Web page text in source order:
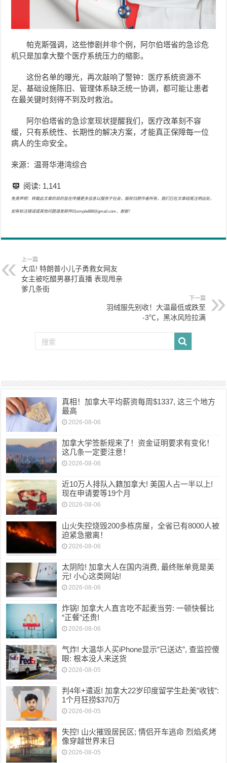
帕克斯强调，这些惨剧并非个例，阿尔伯塔省的急诊危
机只是加拿大整个医疗系统压力的缩影。
这份名单的曝光，再次敲响了警钟：医疗系统资源不
足、基础设施陈旧、管理体系缺乏统一协调，都可能让患者
在最关键时刻得不到及时救治。
阿尔伯塔省的急诊室现状提醒我们，医疗改革刻不容
缓，只有系统性、长期性的解决方案，才能真正保障每一位
病人的生命安全。
来源：温哥华港湾综合
阅读: 1,141
免责声明：转载此文章的目的旨在传播更多信息以服务于社会，版权归原作者所有，我们已在文章结尾注明出处，
如有标注错误或其他问题请发邮件01simple888@gmail.com，谢谢！
上一篇
大瓜! 特朗普小儿子勇救女网友
女主被吃醋男暴打直播 表现甩亲
爹几条街
下一篇
羽绒服先别收！大温最低或跌至
-3℃，黑冰风险拉满
真相！加拿大平均薪资每周$1337, 这三个地方
最高
2026-08-06
加拿大学签新规来了！资金证明要求有变化！
这几条一定要注意！
2026-08-06
近10万人排队入籍加拿大! 美国人占一半以上!
现在申请要等19个月
2026-08-06
山火失控烧毁200多栋房屋，全省已有8000人被
迫紧急撤离！
2026-08-06
太阴险! 加拿大人在国内消费, 最终账单竟是美
元! 小心这类网站!
2026-08-06
炸锅! 加拿大人直言吃不起麦当劳: 一顿快餐比
“正餐”还贵!
2026-08-06
气炸! 大温华人买iPhone显示”已送达”, 查监控傻
眼: 根本没人来送货
2026-08-05
判4年+遣返! 加拿大22岁印度留学生赴美”收钱”:
1个月狂捞$370万
2026-08-05
失控! 山火摧毁居民区; 情侣开车逃命 烈焰炙烤
像穿越世界末日
2026-08-05